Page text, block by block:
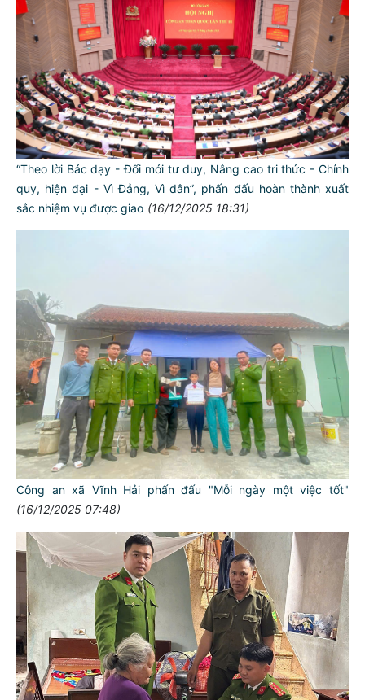
“Theo lời Bác dạy - Đổi mới tư duy, Nâng cao tri thức - Chính
quy, hiện đại - Vì Đảng, Vì dân”, phấn đấu hoàn thành xuất
sắc nhiệm vụ được giao (16/12/2025 18:31)
Công an xã Vĩnh Hải phấn đấu "Mỗi ngày một việc tốt"
(16/12/2025 07:48)